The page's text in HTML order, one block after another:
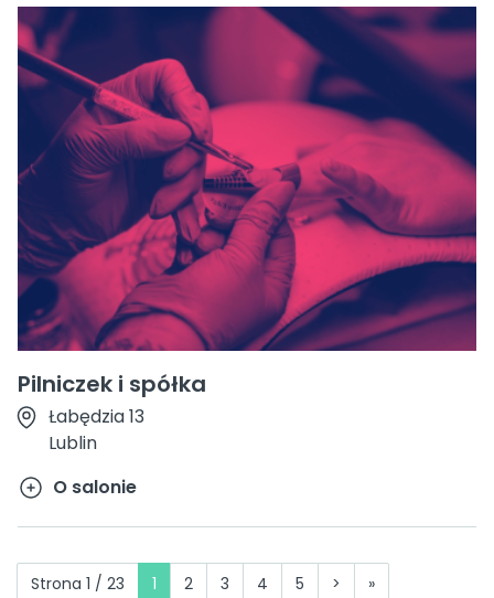
Pilniczek i spółka
Łabędzia 13
Lublin
O salonie
Strona 1 / 23 1 2 3 4 5 > »